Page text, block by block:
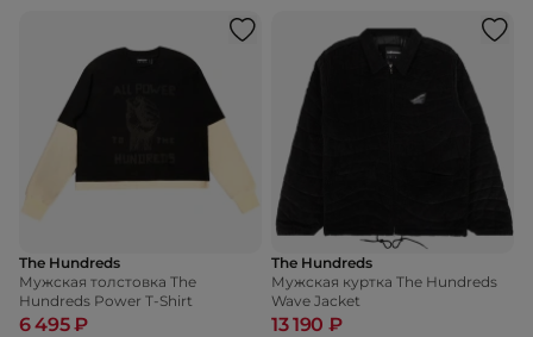
The Hundreds
Мужская толстовка The
Hundreds Power T-Shirt
6 495 ₽
The Hundreds
Мужская куртка The Hundreds
Wave Jacket
13 190 ₽